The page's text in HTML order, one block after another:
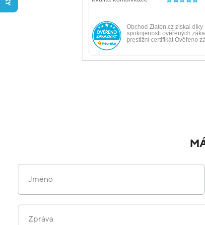
Jméno
Zpráva